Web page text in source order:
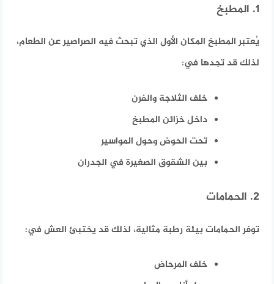
1. المطبخ
يُعتبر المطبخ المكان الأول الذي تبحث فيه الصراصير عن الطعام،
لذلك قد تجدها في:
خلف الثلاجة والفرن
داخل خزائن المطبخ
تحت الحوض وحول المواسير
بين الشقوق الصغيرة في الجدران
2. الحمامات
توفر الحمامات بيئة رطبة مثالية، لذلك قد يختبئ العش في:
خلف المرحاض